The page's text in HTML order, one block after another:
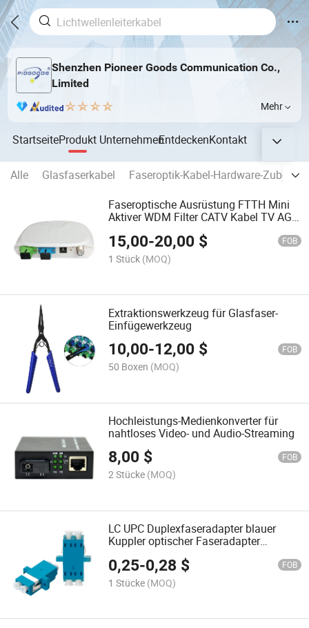
Shenzhen Pioneer Goods Communication Co.,
Limited
Mehr
StartseiteProdukt UnternehmenEntdeckenKontakt
Alle Glasfaserkabel
Faseroptik-Kabel-Hardware-Zubehör
Faseroptische Ausrüstung FTTH Mini
Aktiver WDM Filter CATV Kabel TV AGC
15,00-20,00 $ FOB
1 Stück (MOQ)
Extraktionswerkzeug für Glasfaser-
Einfügewerkzeug
10,00-12,00 $ FOB
50 Boxen (MOQ)
Hochleistungs-Medienkonverter für
nahtloses Video- und Audio-Streaming
8,00 $ FOB
2 Stücke (MOQ)
LC UPC Duplexfaseradapter blauer
Kuppler optischer Faseradapter
0,25-0,28 $ FOB
1 Stücke (MOQ)